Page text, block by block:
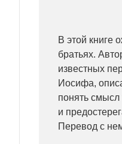
В этой книге
братьях.
известных
Иосифа,
понять смысл
и
Перевод с